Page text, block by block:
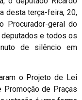
desta terça-feira, 20,
Procurador-geral do
e todos os
de silêncio em
o Projeto de Lei
Promoção de Praças